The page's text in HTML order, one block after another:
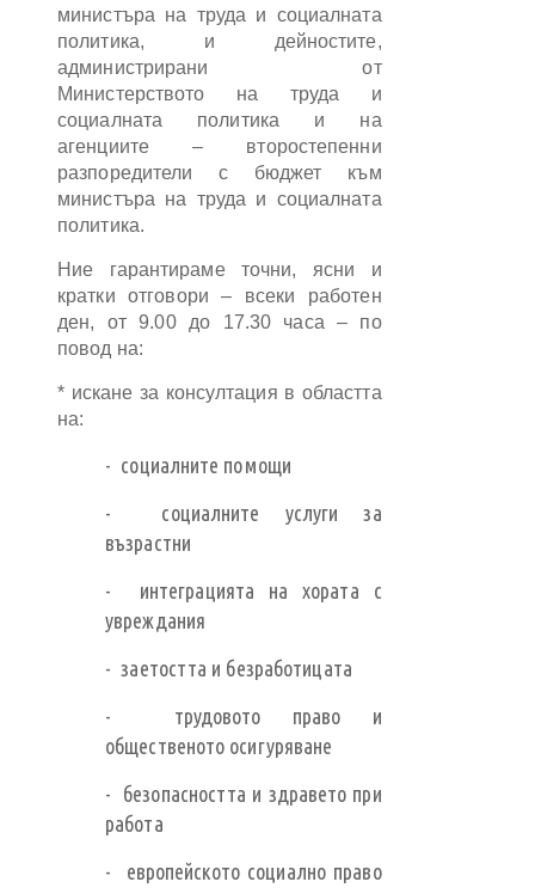
министъра на труда и социалната
политика, и дейностите,
администрирани от
Министерството на труда и
социалната политика и на
агенциите – второстепенни
разпоредители с бюджет към
министъра на труда и социалната
политика.
Ние гарантираме точни, ясни и
кратки отговори – всеки работен
ден, от 9.00 до 17.30 часа – по
повод на:
* искане за консултация в областта
на:
- социалните помощи
- социалните услуги за
възрастни
- интеграцията на хората с
увреждания
- заетостта и безработицата
- трудовото право и
общественото осигуряване
- безопасността и здравето при
работа
- европейското социално право